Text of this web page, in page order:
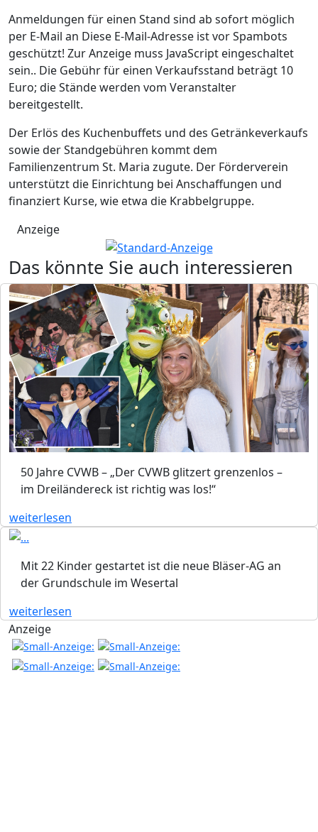
Anmeldungen für einen Stand sind ab sofort möglich
per E-Mail an Diese E-Mail-Adresse ist vor Spambots
geschützt! Zur Anzeige muss JavaScript eingeschaltet
sein.. Die Gebühr für einen Verkaufsstand beträgt 10
Euro; die Stände werden vom Veranstalter
bereitgestellt.
Der Erlös des Kuchenbuffets und des Getränkeverkaufs
sowie der Standgebühren kommt dem
Familienzentrum St. Maria zugute. Der Förderverein
unterstützt die Einrichtung bei Anschaffungen und
finanziert Kurse, wie etwa die Krabbelgruppe.
Anzeige
Das könnte Sie auch interessieren
50 Jahre CVWB – „Der CVWB glitzert grenzenlos –
im Dreiländereck ist richtig was los!“
weiterlesen
Mit 22 Kinder gestartet ist die neue Bläser-AG an
der Grundschule im Wesertal
weiterlesen
Anzeige